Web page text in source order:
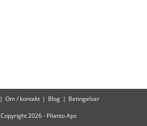
Om / kontakt Blog Betingelser
Copyright 2026 - Pilanto Aps